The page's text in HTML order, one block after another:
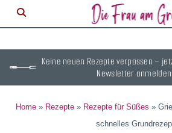
Keine neuen Rezepte verpassen –
Newsletter anmelden.
Home » Rezepte » Rezepte für Süßes »
schnelles